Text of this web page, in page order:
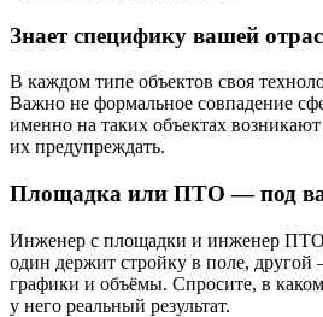
Знает специфику вашей
В каждом типе объектов своя
Важно не формальное совпадение
именно на таких объектах
их предупреждать.
Площадка или ПТО — под
Инженер с площадки и инженер ПТО
один держит стройку в поле,
графики и объёмы. Спросите, в
у него реальный результат.